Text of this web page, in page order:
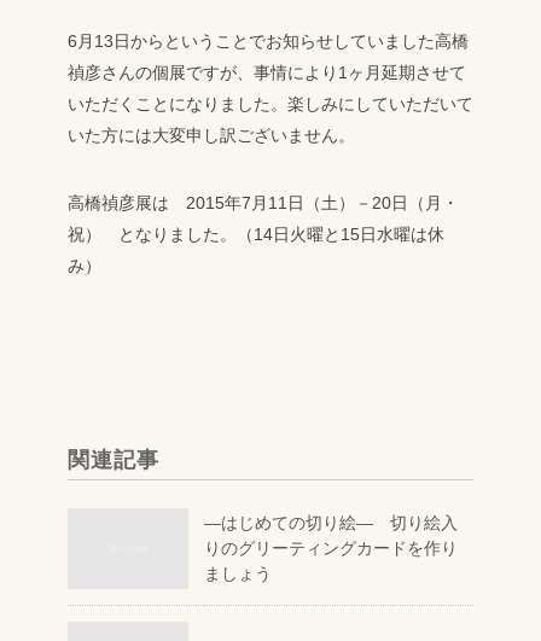
6月13日からということでお知らせしていました高橋
禎彦さんの個展ですが、事情により1ヶ月延期させて
いただくことになりました。楽しみにしていただいて
いた方には大変申し訳ございません。
高橋禎彦展は 2015年7月11日（土）－20日（月・
祝） となりました。（14日火曜と15日水曜は休
み）
関連記事
―はじめての切り絵― 切り絵入
りのグリーティングカードを作り
ましょう